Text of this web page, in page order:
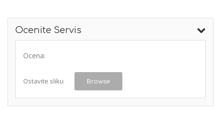
Ocenite Servis
Ocena:
Ostavite sliku Browse